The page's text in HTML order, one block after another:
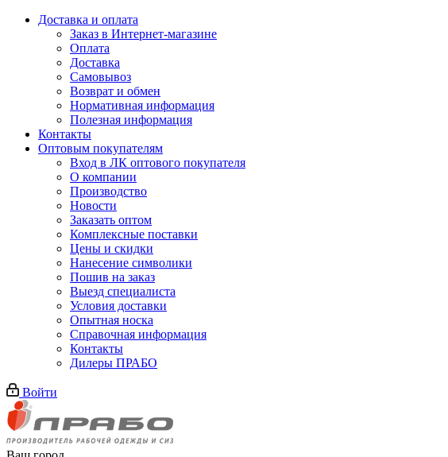
Доставка и оплата
Заказ в Интернет-магазине
Оплата
Доставка
Самовывоз
Возврат и обмен
Нормативная информация
Полезная информация
Контакты
Оптовым покупателям
Вход в ЛК оптового покупателя
О компании
Производство
Новости
Заказать оптом
Комплексные поставки
Цены и скидки
Нанесение символики
Пошив на заказ
Выезд специалиста
Условия доставки
Опытная носка
Справочная информация
Контакты
Дилеры ПРАБО
Войти